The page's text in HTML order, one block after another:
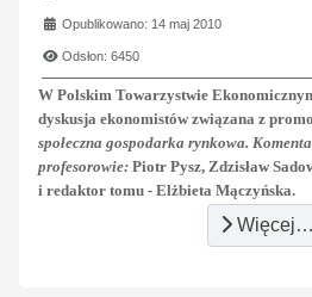
Opublikowano: 14 maj 2010
Odsłon: 6450
W Polskim Towarzystwie
dyskusja ekonomistów związana z
społeczna gospodarka rynkowa.
profesorowie: Piotr Pysz, Zdzisław
i redaktor tomu - Elżbieta Mączyńska.
Więcej…